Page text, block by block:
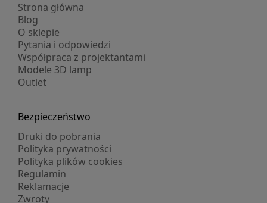
Strona główna
Blog
O sklepie
Pytania i odpowiedzi
Współpraca z projektantami
Modele 3D lamp
Outlet
Bezpieczeństwo
Druki do pobrania
Polityka prywatności
Polityka plików cookies
Regulamin
Reklamacje
Zwroty